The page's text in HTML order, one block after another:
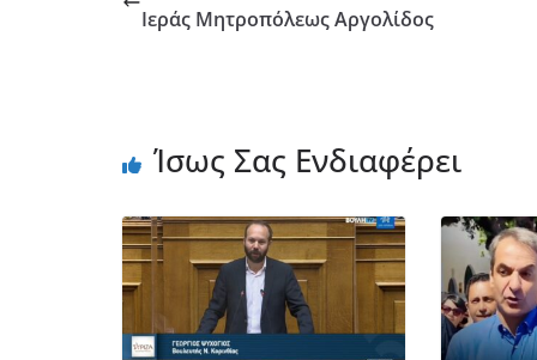
Ιεράς Μητροπόλεως Αργολίδος
Ίσως Σας Ενδιαφέρει